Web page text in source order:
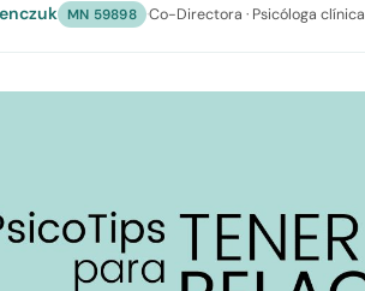
MN 59898 ·Co-Directora · Psicóloga clínica